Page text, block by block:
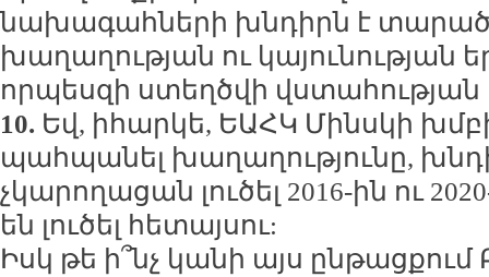
նախագահների խնդիրն է
խաղաղության ու կայունության
որպեսզի ստեղծվի վստահության
10. Եվ, իհարկե, ԵԱՀԿ Մինսկի
պահպանել խաղաղությունը,
չկարողացան լուծել 2016-ին ու
են լուծել հետայսու:
Իսկ թե ի՞նչ կանի այս